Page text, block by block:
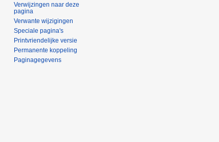
Verwijzingen naar deze
pagina
Verwante wijzigingen
Speciale pagina's
Printvriendelijke versie
Permanente koppeling
Paginagegevens